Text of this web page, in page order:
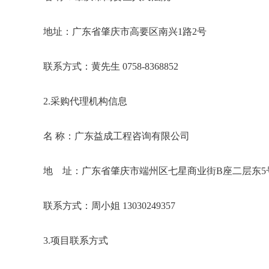
地址：广东省肇庆市高要区南兴1路2
联系方式：黄先生 0758-8368852
2.采购代理机构信息
名 称：广东益成工程咨询有限
地 址：广东省肇庆市端州区七星商
联系方式：周小姐
3.项目联系方式